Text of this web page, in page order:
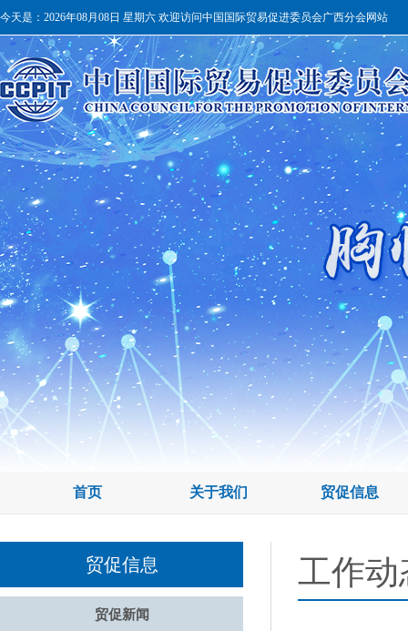
今天是： 2026年08月08日 星期六 欢迎访问中国国际贸易促进委员会广西分会网站
首页 关于我们 贸促信息
贸促信息
贸促新闻
工作动